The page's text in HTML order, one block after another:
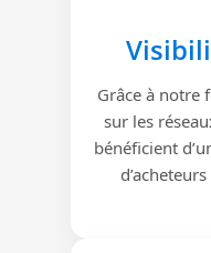
Grâce à notre
sur les
bénéficient